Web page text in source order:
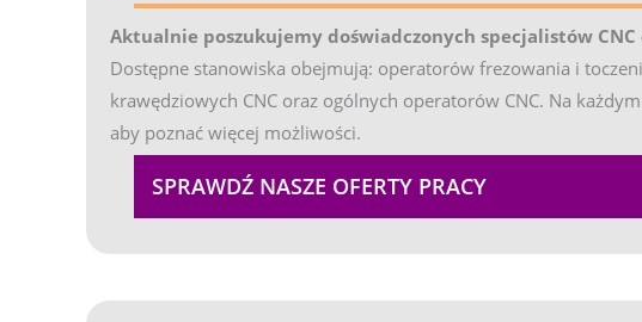
Aktualnie poszukujemy doświadczonych specjalistów
Dostępne stanowiska obejmują: operatorów frezowania i
krawędziowych CNC oraz ogólnych operatorów CNC. Na
aby poznać więcej możliwości.
SPRAWDŹ NASZE OFERTY PRACY